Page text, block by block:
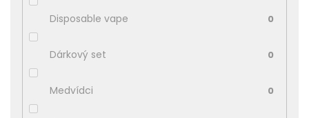
Disposable vape 0
Dárkový set 0
Medvídci 0